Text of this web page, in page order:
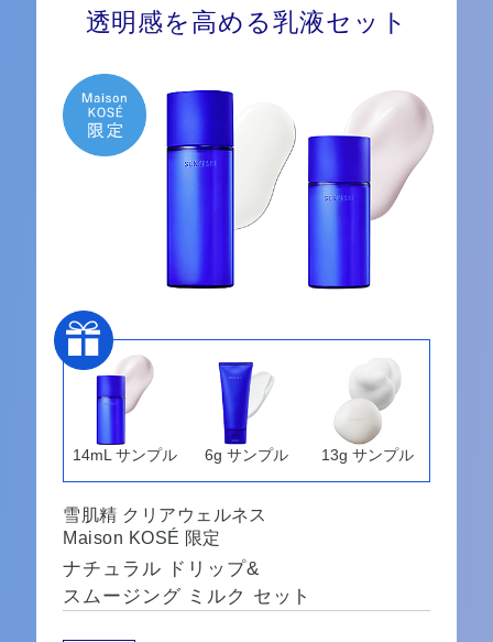
透明感を高める乳液セット
14mL サンプル 6g サンプル 13g サンプル
雪肌精 クリアウェルネス
Maison KOSÉ 限定
ナチュラル ドリップ&
スムージング ミルク セット